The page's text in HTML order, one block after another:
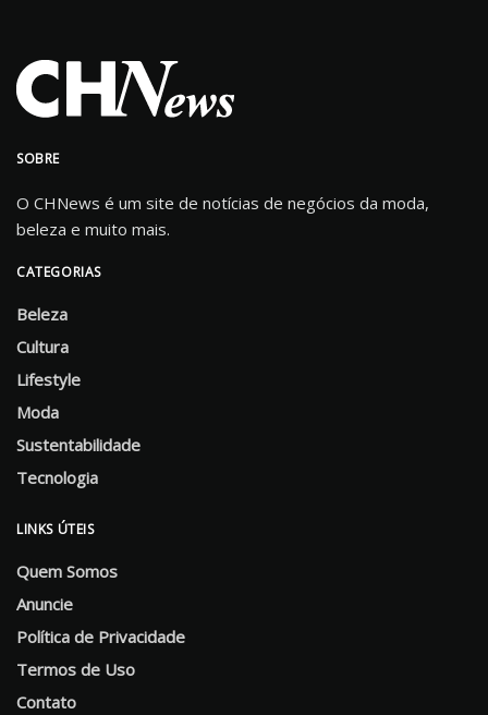
SOBRE
O CHNews é um site de notícias de negócios da moda,
beleza e muito mais.
CATEGORIAS
Beleza
Cultura
Lifestyle
Moda
Sustentabilidade
Tecnologia
LINKS ÚTEIS
Quem Somos
Anuncie
Política de Privacidade
Termos de Uso
Contato